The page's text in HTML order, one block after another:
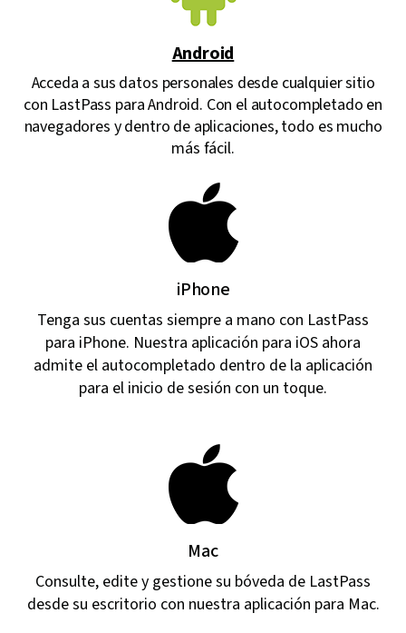
Android
Acceda a sus datos personales desde cualquier sitio
con LastPass para Android. Con el autocompletado en
navegadores y dentro de aplicaciones, todo es mucho
más fácil.
iPhone
Tenga sus cuentas siempre a mano con LastPass
para iPhone. Nuestra aplicación para iOS ahora
admite el autocompletado dentro de la aplicación
para el inicio de sesión con un toque.
Mac
Consulte, edite y gestione su bóveda de LastPass
desde su escritorio con nuestra aplicación para Mac.